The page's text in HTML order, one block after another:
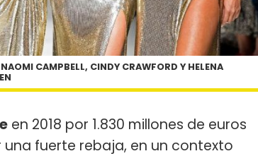
CAMPBELL, CINDY CRAWFORD Y HELENA
en 2018 por 1.830 millones de euros
fuerte rebaja, en un contexto